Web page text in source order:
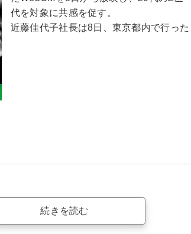
代を対象に共感を促す。
近藤佳代子社長は8日、東京都内で行った
続きを読む